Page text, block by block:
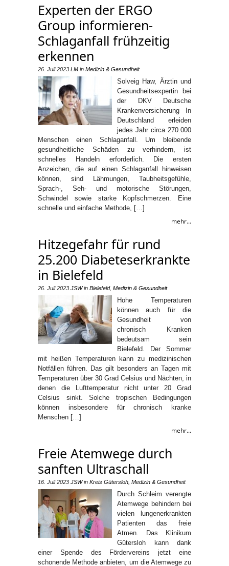
Experten der ERGO
Group informieren-
Schlaganfall frühzeitig
erkennen
26. Juli 2023 LM in Medizin & Gesundheit
Solveig Haw, Ärztin und
Gesundheitsexpertin bei
der DKV Deutsche
Krankenversicherung In
Deutschland erleiden
jedes Jahr circa 270.000
Menschen einen Schlaganfall. Um bleibende
gesundheitliche Schäden zu verhindern, ist
schnelles Handeln erforderlich. Die ersten
Anzeichen, die auf einen Schlaganfall hinweisen
können, sind Lähmungen, Taubheitsgefühle,
Sprach-, Seh- und motorische Störungen,
Schwindel sowie starke Kopfschmerzen. Eine
schnelle und einfache Methode, […]
mehr...
Hitzegefahr für rund
25.200 Diabeteserkrankte
in Bielefeld
26. Juli 2023 JSWin Bielefeld, Medizin & Gesundheit
Hohe Temperaturen
können auch für die
Gesundheit von
chronisch Kranken
bedeutsam sein
Bielefeld. Der Sommer
mit heißen Temperaturen kann zu medizinischen
Notfällen führen. Das gilt besonders an Tagen mit
Temperaturen über 30 Grad Celsius und Nächten, in
denen die Lufttemperatur nicht unter 20 Grad
Celsius sinkt. Solche tropischen Bedingungen
können insbesondere für chronisch kranke
Menschen […]
mehr...
Freie Atemwege durch
sanften Ultraschall
16. Juli 2023 JSWin Kreis Gütersloh Medizin & Gesundheit
Durch Schleim verengte
Atemwege behindern bei
vielen lungenerkrankten
Patienten das freie
Atmen. Das Klinikum
Gütersloh kann dank
einer Spende des Fördervereins jetzt eine
schonende Methode anbieten, um die Atemwege zu